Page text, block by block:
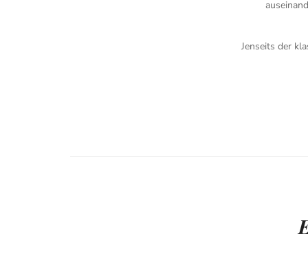
Jenseits der